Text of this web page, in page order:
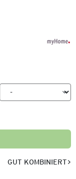
GUT KOMBINIERT